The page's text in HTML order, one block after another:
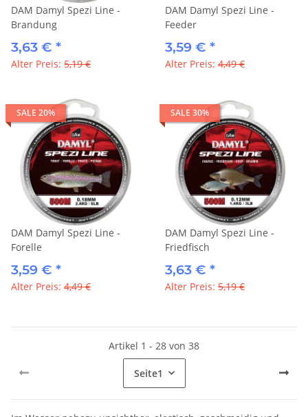
DAM Damyl Spezi Line -
Brandung
3,63 € *
Alter Preis: 5,19 €
DAM Damyl Spezi Line -
Feeder
3,59 € *
Alter Preis: 4,49 €
SALE 20%
DAM Damyl Spezi Line -
Forelle
3,59 € *
Alter Preis: 4,49 €
SALE 30%
DAM Damyl Spezi Line -
Friedfisch
3,63 € *
Alter Preis: 5,19 €
Artikel 1 - 28 von 38
Seite1